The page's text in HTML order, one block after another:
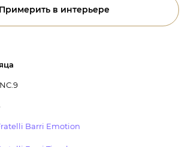
Примерить в интерьере
Barri Emotion